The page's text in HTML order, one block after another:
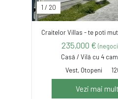
1 / 20
Craitelor Villas - te poti
235,000 €
Casă / Vilă cu 4
Vest, Otopeni
Vezi mai